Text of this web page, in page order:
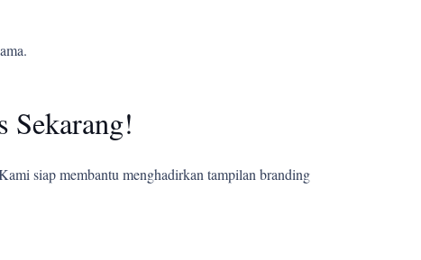
Sekarang!
siap membantu menghadirkan tampilan branding